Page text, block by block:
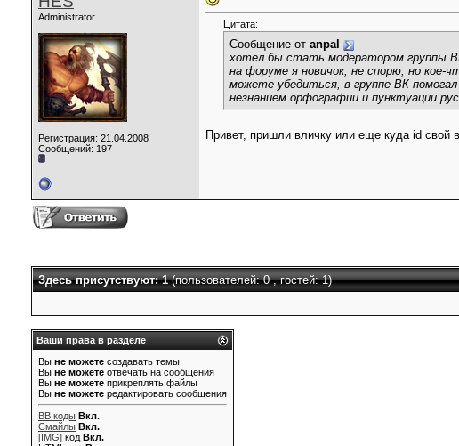
Administrator
Регистрация: 21.04.2008
Сообщений: 197
Цитата:
Сообщение от anpal
хотел бы стать модератором группы
на форуме я новичок, не спорю, но кое-
можете убедиться, в группе ВК помогал
незнанием орфографии и пунктуации
Привет, пришли вличку или еще куда id свой
Здесь присутствуют: 1(пользователей: 0 , гостей: 1)
Ваши права в разделе
Вы не можете создавать темы
Вы не можете отвечать на сообщения
Вы не можете прикреплять файлы
Вы не можете редактировать сообщения
BB коды Вкл.
Смайлы Вкл.
[IMG] код Вкл.